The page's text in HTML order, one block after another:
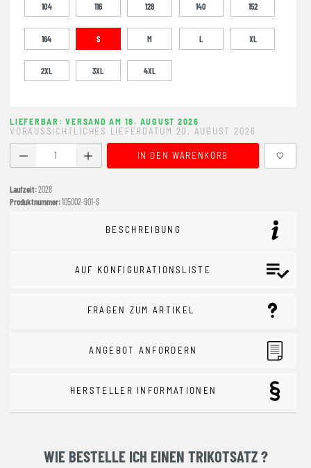
104 116 128 140 152
164 S M L XL
2XL 3XL 4XL
LIEFERBAR: VERSAND AM 18. AUGUST 2026
VORAUSSICHTLICHES LIEFERDATUM 20. AUGUST 2026
Produkt Anzahl: Gib den gewünschten Wert ein oder
IN DEN WARENKORB
Laufzeit:2028
Produktnummer:105002-901-S
BESCHREIBUNG
AUF KONFIGURATIONSLISTE
FRAGEN ZUM ARTIKEL
ANGEBOT ANFORDERN
HERSTELLER INFORMATIONEN
WIE BESTELLE ICH EINEN TRIKOTSATZ ?